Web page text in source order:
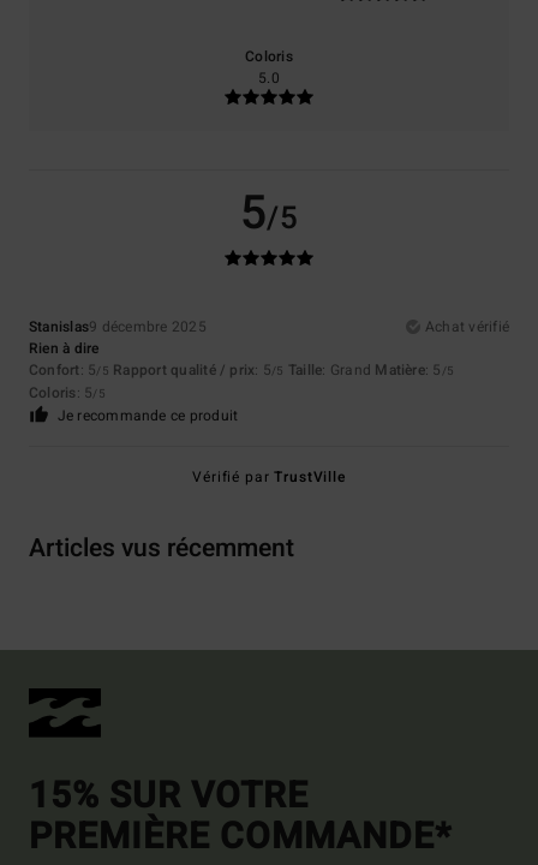
Coloris
5.0
5/5
Stanislas9 décembre 2025
Achat vérifié
Rien à dire
Confort: 5/5 Rapport qualité / prix: 5/5 Taille: Grand Matière: 5 /5
Coloris: 5/5
Je recommande ce produit
Vérifié parTrustVille
Articles vus récemment
15% SUR VOTRE
PREMIÈRE COMMANDE*